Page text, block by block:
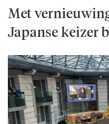
Met
Japanse keizer